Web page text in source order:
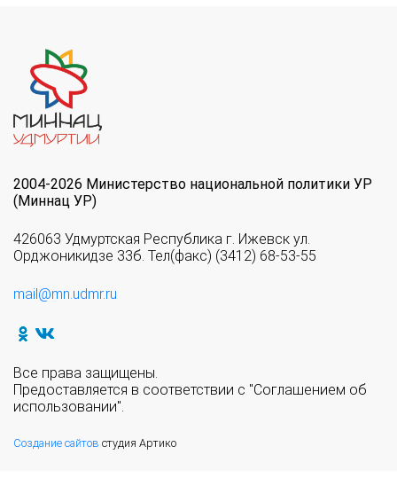
2004-2026 Министерство национальной политики УР
(Миннац УР)
426063 Удмуртская Республика г. Ижевск ул.
Орджоникидзе 33б. Тел(факс) (3412) 68-53-55
mail@mn.udmr.ru
Все права защищены.
Предоставляется в соответствии с "Соглашением об
использовании".
Создание сайтов студия Артико